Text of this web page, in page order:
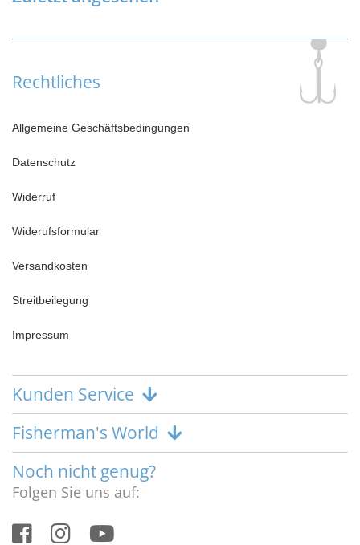
Rechtliches
Allgemeine Geschäftsbedingungen
Datenschutz
Widerruf
Widerufsformular
Versandkosten
Streitbeilegung
Impressum
Kunden Service
Fisherman's World
Noch nicht genug?
Folgen Sie uns auf: